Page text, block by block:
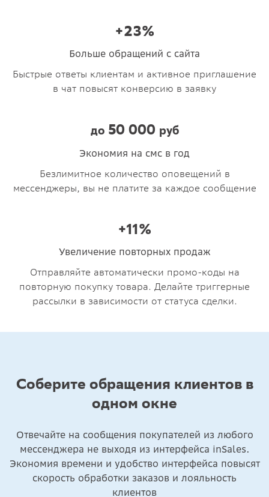
+23%
Больше обращений с сайта
Быстрые ответы клиентам и активное приглашение
в чат повысят конверсию в заявку
до50 000 руб
Экономия на смс в год
Безлимитное количество оповещений в
мессенджеры, вы не платите за каждое сообщение
+11%
Увеличение повторных продаж
Отправляйте автоматически промо-коды на
повторную покупку товара. Делайте триггерные
рассылки в зависимости от статуса сделки.
Соберите обращения клиентов в
одном окне
Отвечайте на сообщения покупателей из любого
мессенджера не выходя из интерфейса inSales.
Экономия времени и удобство интерфейса повысят
скорость обработки заказов и лояльность
клиентов